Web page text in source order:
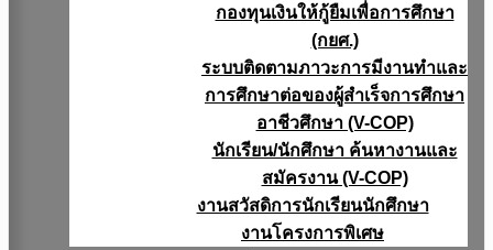
กองทุนเงินให้กู้ยืมเพื่อการศึกษา
(กยศ.)
ระบบติดตามภาวะการมีงานทำและ
การศึกษาต่อของผู้สำเร็จการศึกษา
อาชีวศึกษา (V-COP)
นักเรียน/นักศึกษา ค้นหางานและ
สมัครงาน (V-COP)
งานสวัสดิการนักเรียนนักศึกษา
งานโครงการพิเศษ